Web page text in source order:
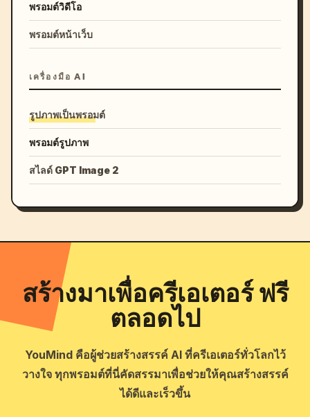
พรอมต์วิดีโอ
พรอมต์หน้าเว็บ
เครื่องมือ AI
รูปภาพเป็นพรอมต์
พรอมต์รูปภาพ
สไลด์ GPT Image 2
สร้างมาเพื่อครีเอเตอร์ ฟรี
ตลอดไป
YouMind คือผู้ช่วยสร้างสรรค์ AI ที่ครีเอเตอร์ทั่วโลกไว้
วางใจ ทุกพรอมต์ที่นี่คัดสรรมาเพื่อช่วยให้คุณสร้างสรรค์
ได้ดีและเร็วขึ้น